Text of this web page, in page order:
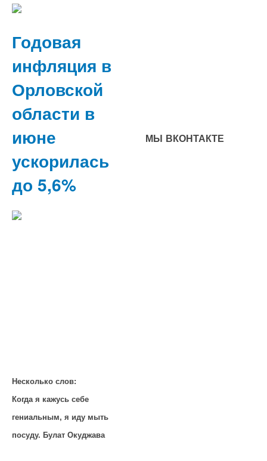
Годовая
инфляция в
Орловской
области в
июне
ускорилась
до 5,6%
Несколько слов:
Когда я кажусь себе
гениальным, я иду мыть
посуду. Булат Окуджава
МЫ ВКОНТАКТЕ